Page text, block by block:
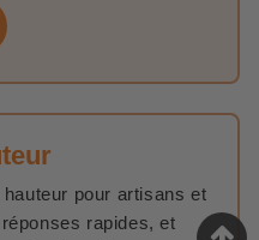
pour artisans et
rapides, et